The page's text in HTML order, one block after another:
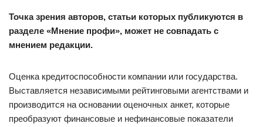
Точка зрения авторов, статьи которых публикуются в
разделе «Мнение профи», может не совпадать с
мнением редакции.
Оценка кредитоспособности компании или государства.
Выставляется независимыми рейтинговыми агентствами и
производится на основании оценочных анкет, которые
преобразуют финансовые и нефинансовые показатели